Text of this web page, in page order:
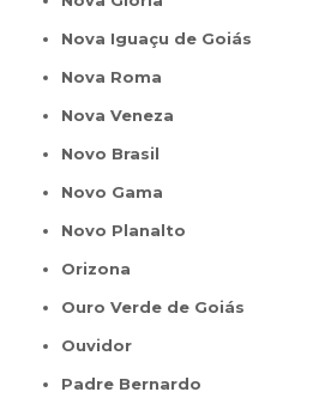
Nova Iguaçu de Goiás
Nova Roma
Nova Veneza
Novo Brasil
Novo Gama
Novo Planalto
Orizona
Ouro Verde de Goiás
Ouvidor
Padre Bernardo